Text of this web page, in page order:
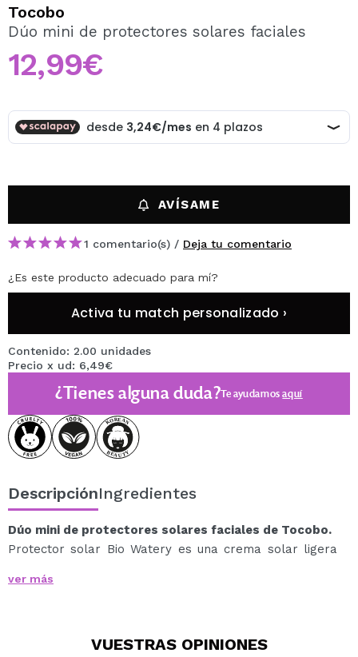
Al crear una cuenta en Maquillalia.com podrás realizar
tus compras rápidamente, revisar el estado de tus
pedidos y consultar tus operaciones anteriores.
CREAR CUENTA
Tocobo
Dúo mini de protectores solares faciales
12,99€
AVÍSAME
1 comentario(s) / Deja tu comentario
¿Es este producto adecuado para mí?
Activa tu match personalizado ›
Contenido: 2.00 unidades
Precio x ud: 6,49€
¿Tienes alguna duda?Te ayudamosaquí
DescripciónIngredientes
Dúo mini de protectores solares faciales de Tocobo.
Protector solar Bio Watery es una crema solar ligera
maquillaje. Contiene 1000 ppm de extracto de frijol
biohialurónico para aumentar la hidratación de la piel.
ver más
VUESTRAS OPINIONES